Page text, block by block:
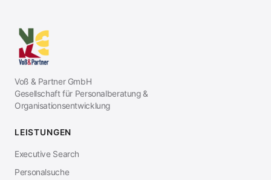
Voß & Partner GmbH
Gesellschaft für Personalberatung &
Organisationsentwicklung
LEISTUNGEN
Executive Search
Personalsuche